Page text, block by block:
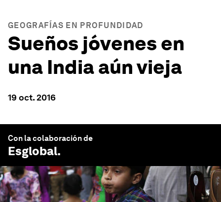
GEOGRAFÍAS EN PROFUNDIDAD
Sueños jóvenes en
una India aún vieja
19 oct. 2016
Con la colaboración de
Esglobal.